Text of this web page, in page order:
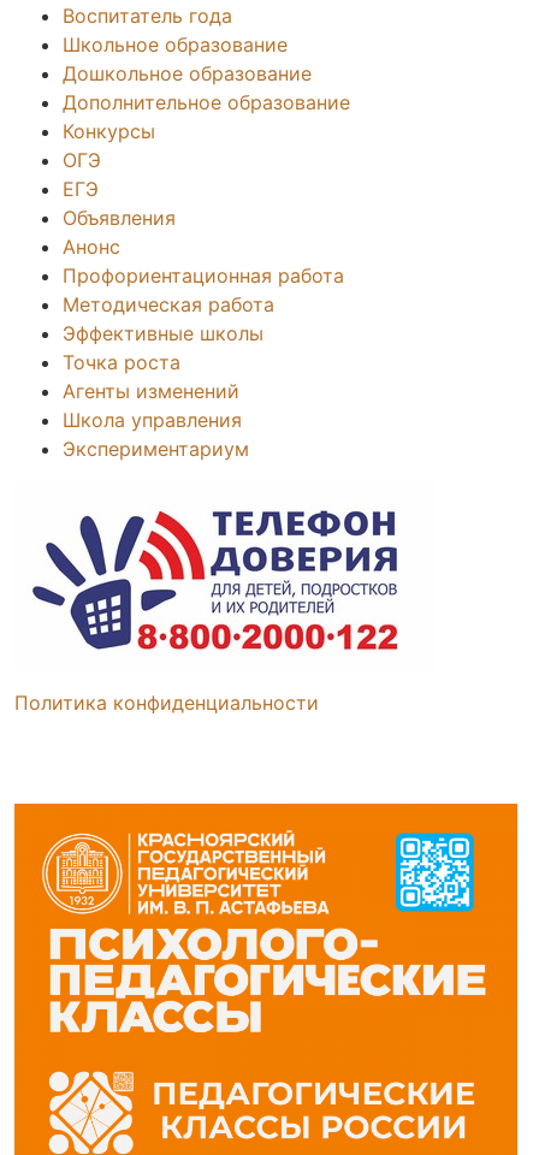
Воспитатель года
Школьное образование
Дошкольное образование
Дополнительное образование
Конкурсы
ОГЭ
ЕГЭ
Объявления
Анонс
Профориентационная работа
Методическая работа
Эффективные школы
Точка роста
Агенты изменений
Школа управления
Экспериментариум
Политика конфиденциальности